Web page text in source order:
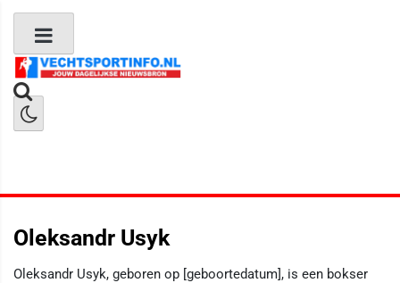
Oleksandr Usyk
Oleksandr Usyk, geboren op [geboortedatum], is een bokser